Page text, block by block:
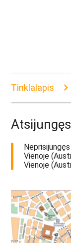
Tinklalapis
Vienoje
Vienoje